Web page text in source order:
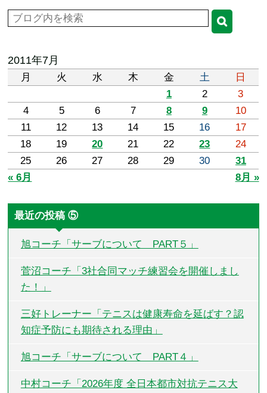
2011年7月
月 火 水 木 金 土
日
1
2
3
4
5 6 7 8 9
10
11
12 13 14 15 16
17
18
19 20 21 22 23
24
25
26 27 28 29 30
31
« 6月
8月 »
最近の投稿 ⑤
旭コーチ「サーブについて PART５」
菅沼コーチ「3社合同マッチ練習会を開催しまし
た！」
三好トレーナー「テニスは健康寿命を延ばす？認
知症予防にも期待される理由」
旭コーチ「サーブについて PART４」
中村コーチ「2026年度 全日本都市対抗テニス大